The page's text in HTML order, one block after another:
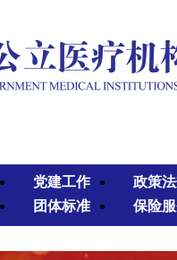
党建工作
政策
团体标准
保险